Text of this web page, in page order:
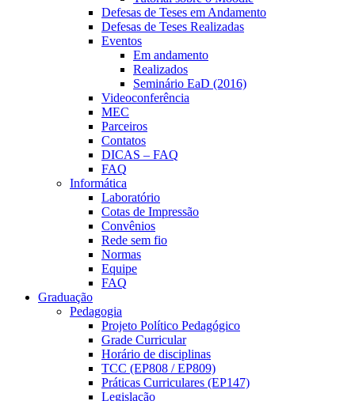
Defesas de Teses em Andamento
Defesas de Teses Realizadas
Eventos
Em andamento
Realizados
Seminário EaD (2016)
Videoconferência
MEC
Parceiros
Contatos
DICAS – FAQ
FAQ
Informática
Laboratório
Cotas de Impressão
Convênios
Rede sem fio
Normas
Equipe
FAQ
Graduação
Pedagogia
Projeto Político Pedagógico
Grade Curricular
Horário de disciplinas
TCC (EP808 / EP809)
Práticas Curriculares (EP147)
Legislação